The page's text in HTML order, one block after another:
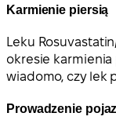
Karmienie piersią
Leku
okresie karmienia
wiadomo, czy lek
Prowadzenie